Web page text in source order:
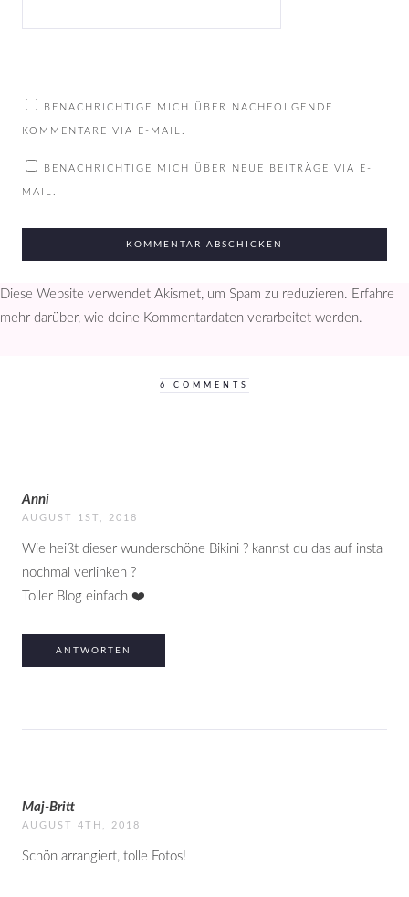
BENACHRICHTIGE MICH ÜBER NACHFOLGENDE
KOMMENTARE VIA E-MAIL.
BENACHRICHTIGE MICH ÜBER NEUE BEITRÄGE VIA E-
MAIL.
Diese Website verwendet Akismet, um Spam zu reduzieren. Erfahre
mehr darüber, wie deine Kommentardaten verarbeitet werden.
6 COMMENTS
Anni
AUGUST 1ST, 2018
Wie heißt dieser wunderschöne Bikini ? kannst du das auf insta
nochmal verlinken ?
Toller Blog einfach ❤️
ANTWORTEN
Maj-Britt
AUGUST 4TH, 2018
Schön arrangiert, tolle Fotos!